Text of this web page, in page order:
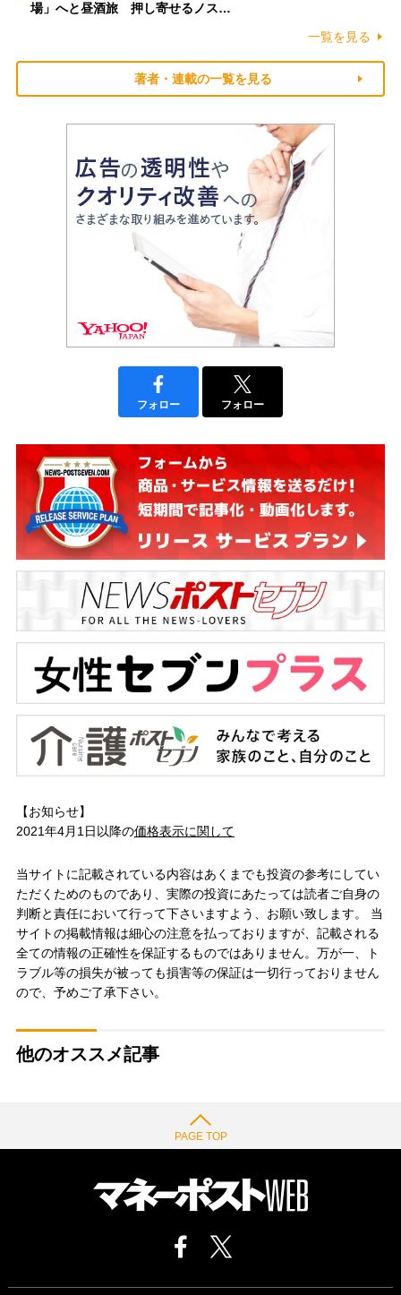
場」へと昼酒旅 押し寄せるノス…
一覧を見る
著者・連載の一覧を見る
フォロー フォロー
【お知らせ】
2021年4月1日以降の価格表示に関して
当サイトに記載されている内容はあくまでも投資の参考にしてい
ただくためのものであり、実際の投資にあたっては読者ご自身の
判断と責任において行って下さいますよう、お願い致します。 当
サイトの掲載情報は細心の注意を払っておりますが、記載される
全ての情報の正確性を保証するものではありません。万が一、ト
ラブル等の損失が被っても損害等の保証は一切行っておりません
ので、予めご了承下さい。
他のオススメ記事
PAGE TOP